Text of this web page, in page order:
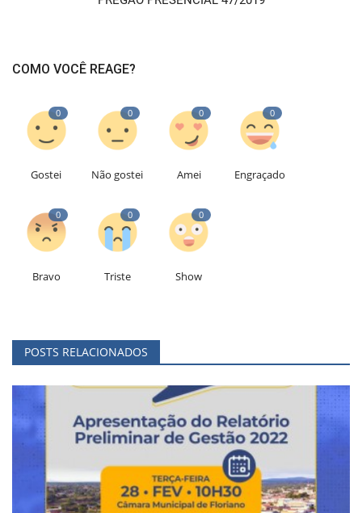
COMO VOCÊ REAGE?
0
Gostei
0
Não gostei
0
Amei
0
Engraçado
0
Bravo
0
Triste
0
Show
POSTS RELACIONADOS